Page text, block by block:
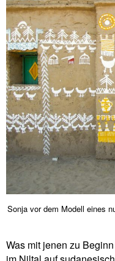
Sonja vor dem Modell eines
Was mit jenen zu